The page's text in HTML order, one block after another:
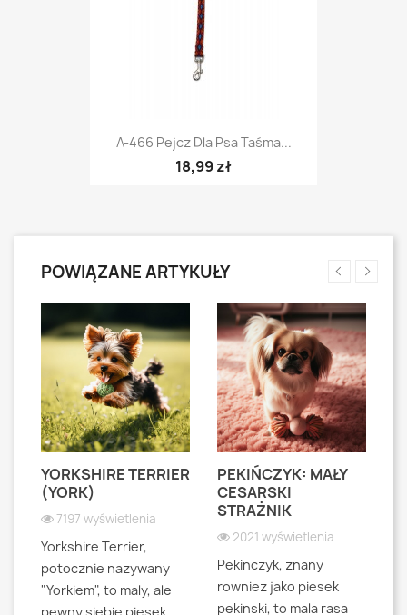
A-466 Pejcz Dla Psa Taśma...
18,99 zł
POWIĄZANE ARTYKUŁY
YORKSHIRE TERRIER
(YORK)
7197 wyświetlenia
Yorkshire Terrier,
potocznie nazywany
"Yorkiem", to maly, ale
PEKIŃCZYK: MAŁY
CESARSKI
STRAŻNIK
2021 wyświetlenia
Pekinczyk, znany
rowniez jako piesek
pekinski, to mala rasa